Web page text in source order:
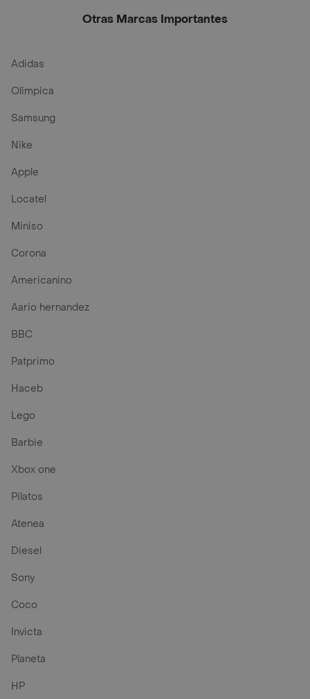
Otras Marcas Importantes
Adidas
Olimpica
Samsung
Nike
Apple
Locatel
Miniso
Corona
Americanino
Aario hernandez
BBC
Patprimo
Haceb
Lego
Barbie
Xbox one
Pilatos
Atenea
Diesel
Sony
Coco
Invicta
Planeta
HP